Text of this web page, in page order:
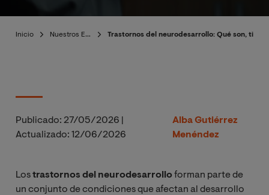
Inicio Nuestros Expertos Trastornos del neurodesarrollo: Qué son,
Publicado: 27/05/2026
Actualizado: 12/06/2026
Alba Gutiérrez
Menéndez
Lostrastornos del neurodesarrolloforman parte de
un conjunto de condiciones que afectan al desarrollo